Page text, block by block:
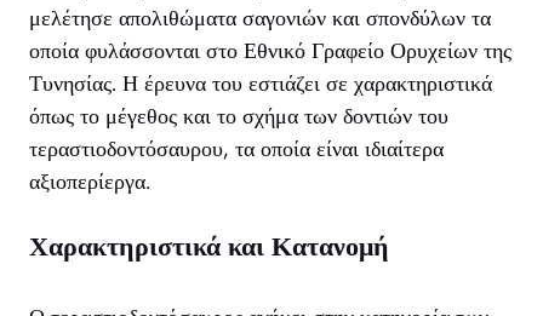
μελέτησε απολιθώματα σαγονιών και σπονδύλων τα
οποία φυλάσσονται στο Εθνικό Γραφείο Ορυχείων της
Τυνησίας. Η έρευνα του εστιάζει σε χαρακτηριστικά
όπως το μέγεθος και το σχήμα των δοντιών του
τεραστιοδοντόσαυρου, τα οποία είναι ιδιαίτερα
αξιοπερίεργα.
Χαρακτηριστικά και Κατανομή